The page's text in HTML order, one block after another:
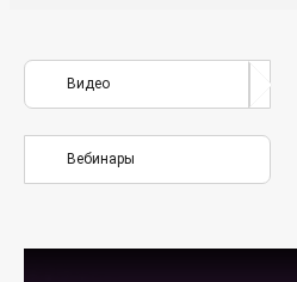
Видео
Вебинары